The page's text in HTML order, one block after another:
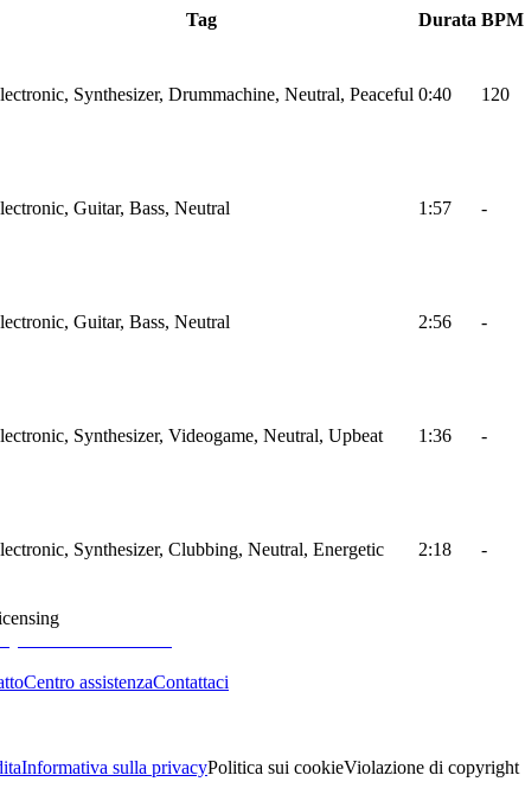
Tag Durata BPM
Synthesizer, Drummachine, Neutral, Peaceful 0:40 120
Guitar, Bass, Neutral 1:57 -
Guitar, Bass, Neutral 2:56 -
Synthesizer, Videogame, Neutral, Upbeat 1:36 -
Synthesizer, Clubbing, Neutral, Energetic 2:18 -
Centro assistenzaContattaci
Informativa sulla privacyPolitica sui cookieViolazione di copyright